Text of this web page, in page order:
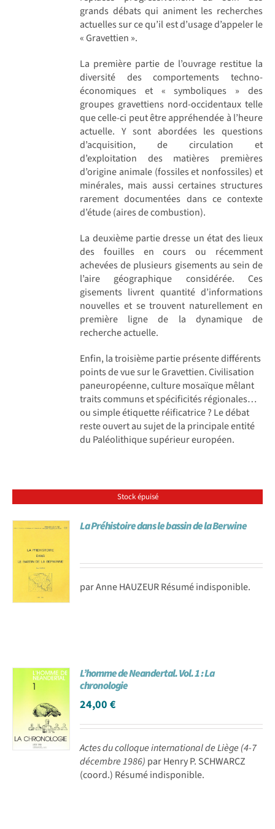
grands débats qui animent les recherches
actuelles sur ce qu’il est d’usage d’appeler le
« Gravettien ».
La première partie de l’ouvrage restitue la
diversité des comportements techno-
économiques et « symboliques » des
groupes gravettiens nord-occidentaux telle
que celle-ci peut être appréhendée à l’heure
actuelle. Y sont abordées les questions
d’acquisition, de circulation et
d’exploitation des matières premières
d’origine animale (fossiles et nonfossiles) et
minérales, mais aussi certaines structures
rarement documentées dans ce contexte
d’étude (aires de combustion).
La deuxième partie dresse un état des lieux
des fouilles en cours ou récemment
achevées de plusieurs gisements au sein de
l’aire géographique considérée. Ces
gisements livrent quantité d’informations
nouvelles et se trouvent naturellement en
première ligne de la dynamique de
recherche actuelle.
Enfin, la troisième partie présente différents
points de vue sur le Gravettien. Civilisation
paneuropéenne, culture mosaïque mêlant
traits communs et spécificités régionales…
ou simple étiquette réificatrice ? Le débat
reste ouvert au sujet de la principale entité
du Paléolithique supérieur européen.
Stock épuisé
La Préhistoire dans le bassin de la Berwine
par Anne HAUZEUR Résumé indisponible.
L’homme de Neandertal. Vol. 1 : La
chronologie
24,00€
Actes du colloque international de Liège (4-7
décembre 1986) par Henry P. SCHWARCZ
(coord.) Résumé indisponible.